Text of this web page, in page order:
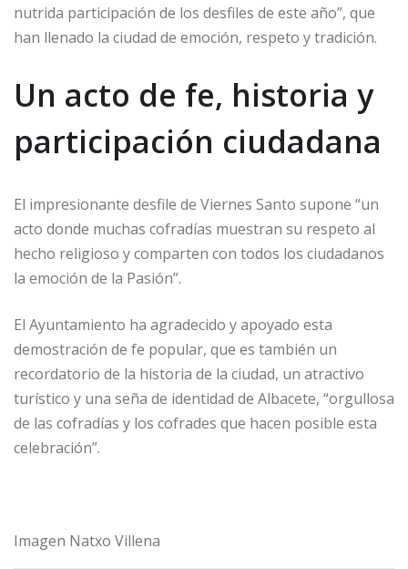
nutrida participación de los desfiles de este año”, que
han llenado la ciudad de emoción, respeto y tradición.
Un acto de fe, historia y
participación ciudadana
El impresionante desfile de Viernes Santo supone “un
acto donde muchas cofradías muestran su respeto al
hecho religioso y comparten con todos los ciudadanos
la emoción de la Pasión”.
El Ayuntamiento ha agradecido y apoyado esta
demostración de fe popular, que es también un
recordatorio de la historia de la ciudad, un atractivo
turístico y una seña de identidad de Albacete, “orgullosa
de las cofradías y los cofrades que hacen posible esta
celebración”.
Imagen Natxo Villena